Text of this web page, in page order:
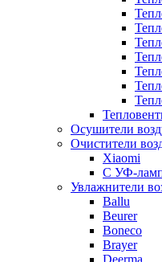
Осушители
Очистители
Xiaomi
С УФ-
Увлажнители
Ballu
Beurer
Boneco
Brayer
Deerma